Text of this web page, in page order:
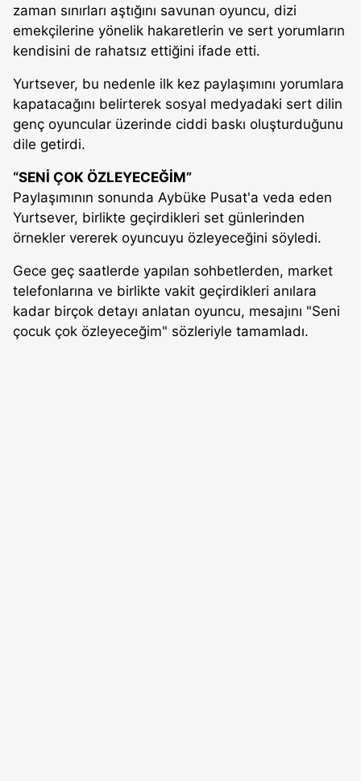
zaman sınırları aştığını savunan oyuncu, dizi
emekçilerine yönelik hakaretlerin ve sert yorumların
kendisini de rahatsız ettiğini ifade etti.
Yurtsever, bu nedenle ilk kez paylaşımını yorumlara
kapatacağını belirterek sosyal medyadaki sert dilin
genç oyuncular üzerinde ciddi baskı oluşturduğunu
dile getirdi.
“SENİ ÇOK ÖZLEYECEĞİM”
Paylaşımının sonunda Aybüke Pusat'a veda eden
Yurtsever, birlikte geçirdikleri set günlerinden
örnekler vererek oyuncuyu özleyeceğini söyledi.
Gece geç saatlerde yapılan sohbetlerden, market
telefonlarına ve birlikte vakit geçirdikleri anılara
kadar birçok detayı anlatan oyuncu, mesajını "Seni
çocuk çok özleyeceğim" sözleriyle tamamladı.